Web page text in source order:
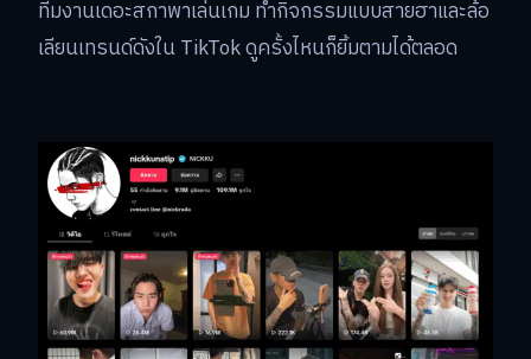
ทีมงานเดอะสกาพาเล่นเกม ทำกิจกรรมแบบสายฮาและล้อ
เลียนเทรนด์ดังใน TikTok ดูครั้งไหนก็ยิ้มตามได้ตลอด